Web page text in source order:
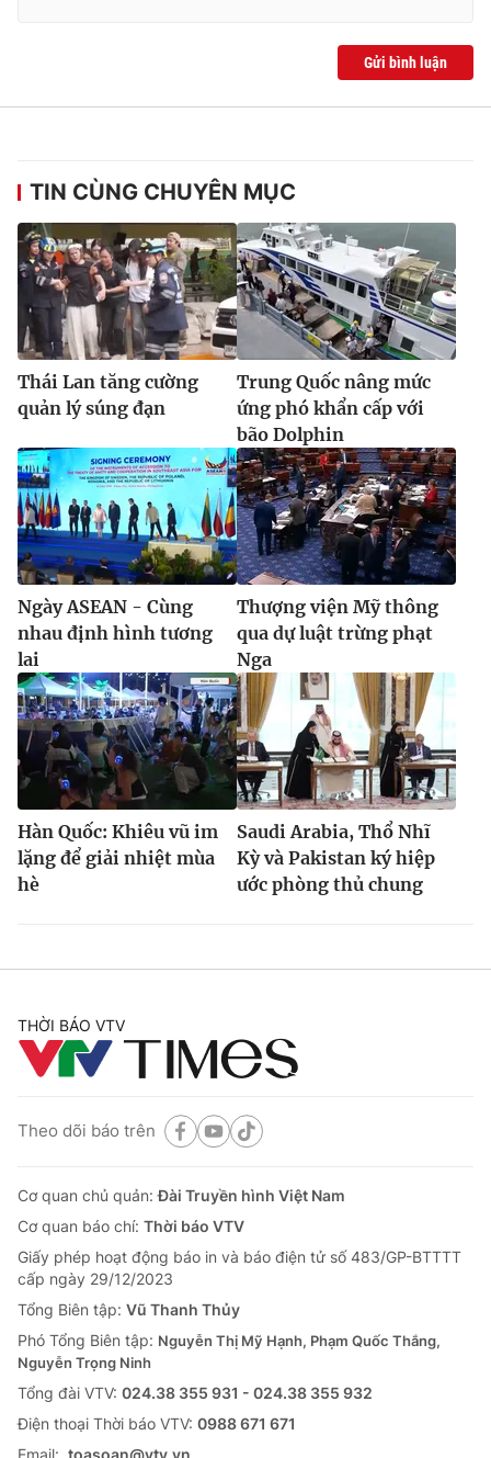
Gửi bình luận
TIN CÙNG CHUYÊN MỤC
Thái Lan tăng cường
quản lý súng đạn
Trung Quốc nâng mức
ứng phó khẩn cấp với
bão Dolphin
Ngày ASEAN - Cùng
nhau định hình tương
lai
Thượng viện Mỹ thông
qua dự luật trừng phạt
Nga
Hàn Quốc: Khiêu vũ im
lặng để giải nhiệt mùa
hè
Saudi Arabia, Thổ Nhĩ
Kỳ và Pakistan ký hiệp
ước phòng thủ chung
THỜI BÁO VTV
Theo dõi báo trên
Cơ quan chủ quản:Đài Truyền hình Việt Nam
Cơ quan báo chí: Thời báo VTV
Giấy phép hoạt động báo in và báo điện tử số 483/GP-BTTTT
cấp ngày 29/12/2023
Tổng Biên tập: Vũ Thanh Thủy
Phó Tổng Biên tập: Nguyễn Thị Mỹ Hạnh, Phạm Quốc Thắng,
Nguyễn Trọng Ninh
Tổng đài VTV: 024.38 355 931 - 024.38 355 932
Ðiện thoại Thời báo VTV: 0988 671 671
Email: toasoan@vtv.vn